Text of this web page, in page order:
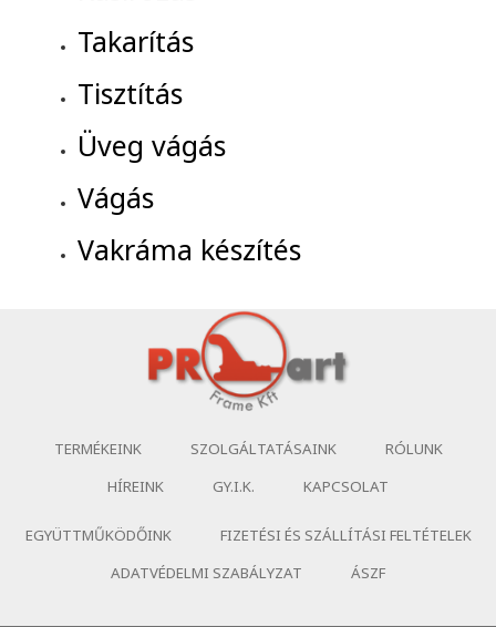
Takarítás
Tisztítás
Üveg vágás
Vágás
Vakráma készítés
TERMÉKEINK SZOLGÁLTATÁSAINK
RÓLUNK
HÍREINK
GY.I.K. KAPCSOLAT
EGYÜTTMŰKÖDŐINK
FIZETÉSI ÉS SZÁLLÍTÁSI FELTÉTELEK
ADATVÉDELMI SZABÁLYZAT
ÁSZF